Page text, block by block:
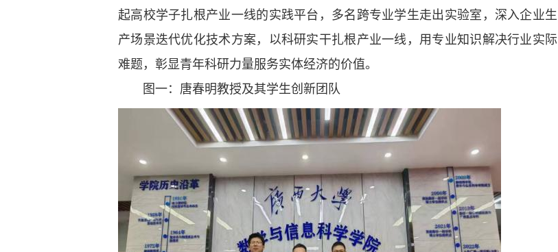
起高校学子扎根产业一线的实践平台，多名跨专业学生走出实验室，深入企业生
产场景迭代优化技术方案，以科研实干扎根产业一线，用专业知识解决行业实际
难题，彰显青年科研力量服务实体经济的价值。
图一：唐春明教授及其学生创新团队